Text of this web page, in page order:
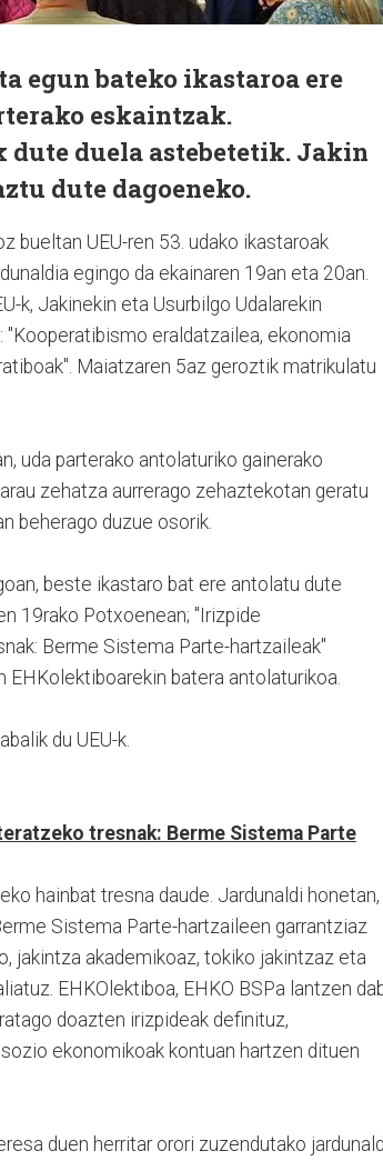
egun bateko ikastaroa ere
eskaintzak.
duela astebetetik. Jakin
dute dagoeneko.
bueltan UEU-ren 53. udako ikastaroak
egingo da ekainaren 19an eta 20an.
k, Jakinekin eta Usurbilgo Udalarekin
"Kooperatibismo eraldatzailea, ekonomia
Maiatzaren 5az geroztik matrikulatu
uda parterako antolaturiko gainerako
zehatza aurrerago zehaztekotan geratu
beherago duzue osorik.
beste ikastaro bat ere antolatu dute
19rako Potxoenean; "Irizpide
Berme Sistema Parte-hartzaileak"
EHKolektiboarekin batera antolaturikoa.
du UEU-k.
tresnak: Berme Sistema Parte
hainbat tresna daude. Jardunaldi honetan,
Sistema Parte-hartzaileen garrantziaz
jakintza akademikoaz, tokiko jakintzaz eta
EHKOlektiboa, EHKO BSPa lantzen
doazten irizpideak definituz,
ekonomikoak kontuan hartzen dituen
duen herritar orori zuzendutako